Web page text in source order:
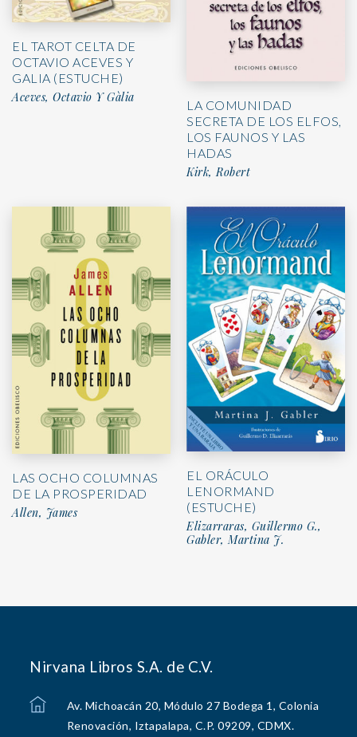
EL TAROT CELTA DE
OCTAVIO ACEVES Y
GALIA (ESTUCHE)
Aceves, Octavio Y Gàlia
LA COMUNIDAD
SECRETA DE LOS ELFOS,
LOS FAUNOS Y LAS
HADAS
Kirk, Robert
LAS OCHO COLUMNAS
DE LA PROSPERIDAD
Allen, James
EL ORÁCULO
LENORMAND
(ESTUCHE)
Elizarraras, Guillermo G.,
Gabler, Martina J.
Nirvana Libros S.A. de C.V.
Av. Michoacán 20, Módulo 27 Bodega 1, Colonia
Renovación, Iztapalapa, C.P. 09209, CDMX.